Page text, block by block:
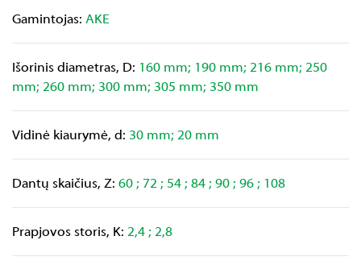
Gamintojas: AKE
Išorinis diametras, D: 160 mm; 190 mm; 216 mm; 250
mm; 260 mm; 300 mm; 305 mm; 350 mm
Vidinė kiaurymė, d: 30 mm; 20 mm
Dantų skaičius, Z: 60 ; 72 ; 54 ; 84 ; 90 ; 96 ; 108
Prapjovos storis, K: 2,4 ; 2,8